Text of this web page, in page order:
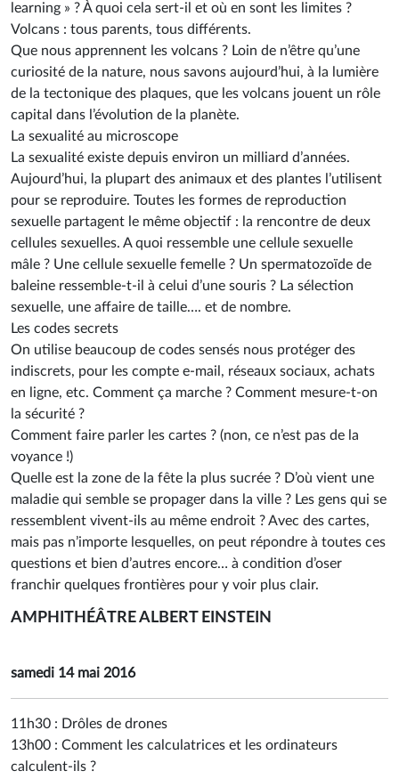
learning » ? À quoi cela sert-il et où en sont les limites ?
Volcans : tous parents, tous différents.
Que nous apprennent les volcans ? Loin de n’être qu’une
curiosité de la nature, nous savons aujourd’hui, à la lumière
de la tectonique des plaques, que les volcans jouent un rôle
capital dans l’évolution de la planète.
La sexualité au microscope
La sexualité existe depuis environ un milliard d’années.
Aujourd’hui, la plupart des animaux et des plantes l’utilisent
pour se reproduire. Toutes les formes de reproduction
sexuelle partagent le même objectif : la rencontre de deux
cellules sexuelles. A quoi ressemble une cellule sexuelle
mâle ? Une cellule sexuelle femelle ? Un spermatozoïde de
baleine ressemble-t-il à celui d’une souris ? La sélection
sexuelle, une affaire de taille…. et de nombre.
Les codes secrets
On utilise beaucoup de codes sensés nous protéger des
indiscrets, pour les compte e-mail, réseaux sociaux, achats
en ligne, etc. Comment ça marche ? Comment mesure-t-on
la sécurité ?
Comment faire parler les cartes ? (non, ce n’est pas de la
voyance !)
Quelle est la zone de la fête la plus sucrée ? D’où vient une
maladie qui semble se propager dans la ville ? Les gens qui se
ressemblent vivent-ils au même endroit ? Avec des cartes,
mais pas n’importe lesquelles, on peut répondre à toutes ces
questions et bien d’autres encore… à condition d’oser
franchir quelques frontières pour y voir plus clair.
AMPHITHÉÂTRE ALBERT EINSTEIN
samedi 14 mai 2016
11h30 : Drôles de drones
13h00 : Comment les calculatrices et les ordinateurs
calculent-ils ?